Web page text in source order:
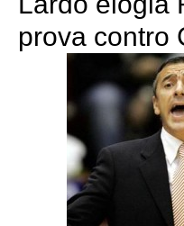
prova contro